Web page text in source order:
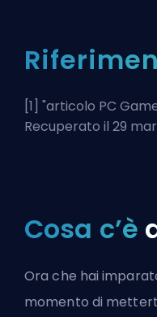
[1] "articolo PC
Recuperato il 29
Cosa c’è
Ora che hai
momento di